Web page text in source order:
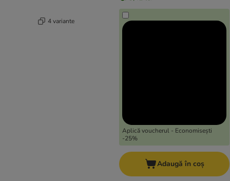
4 variante
Aplică voucherul - Economisești
-25%
Adaugă în coș